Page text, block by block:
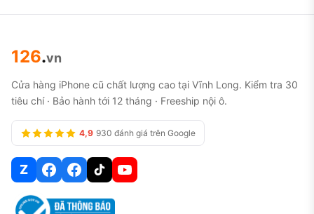
126.vn
Cửa hàng iPhone cũ chất lượng cao tại Vĩnh Long. Kiểm tra 30
tiêu chí · Bảo hành tới 12 tháng · Freeship nội ô.
4,9 930 đánh giá trên Google
Z